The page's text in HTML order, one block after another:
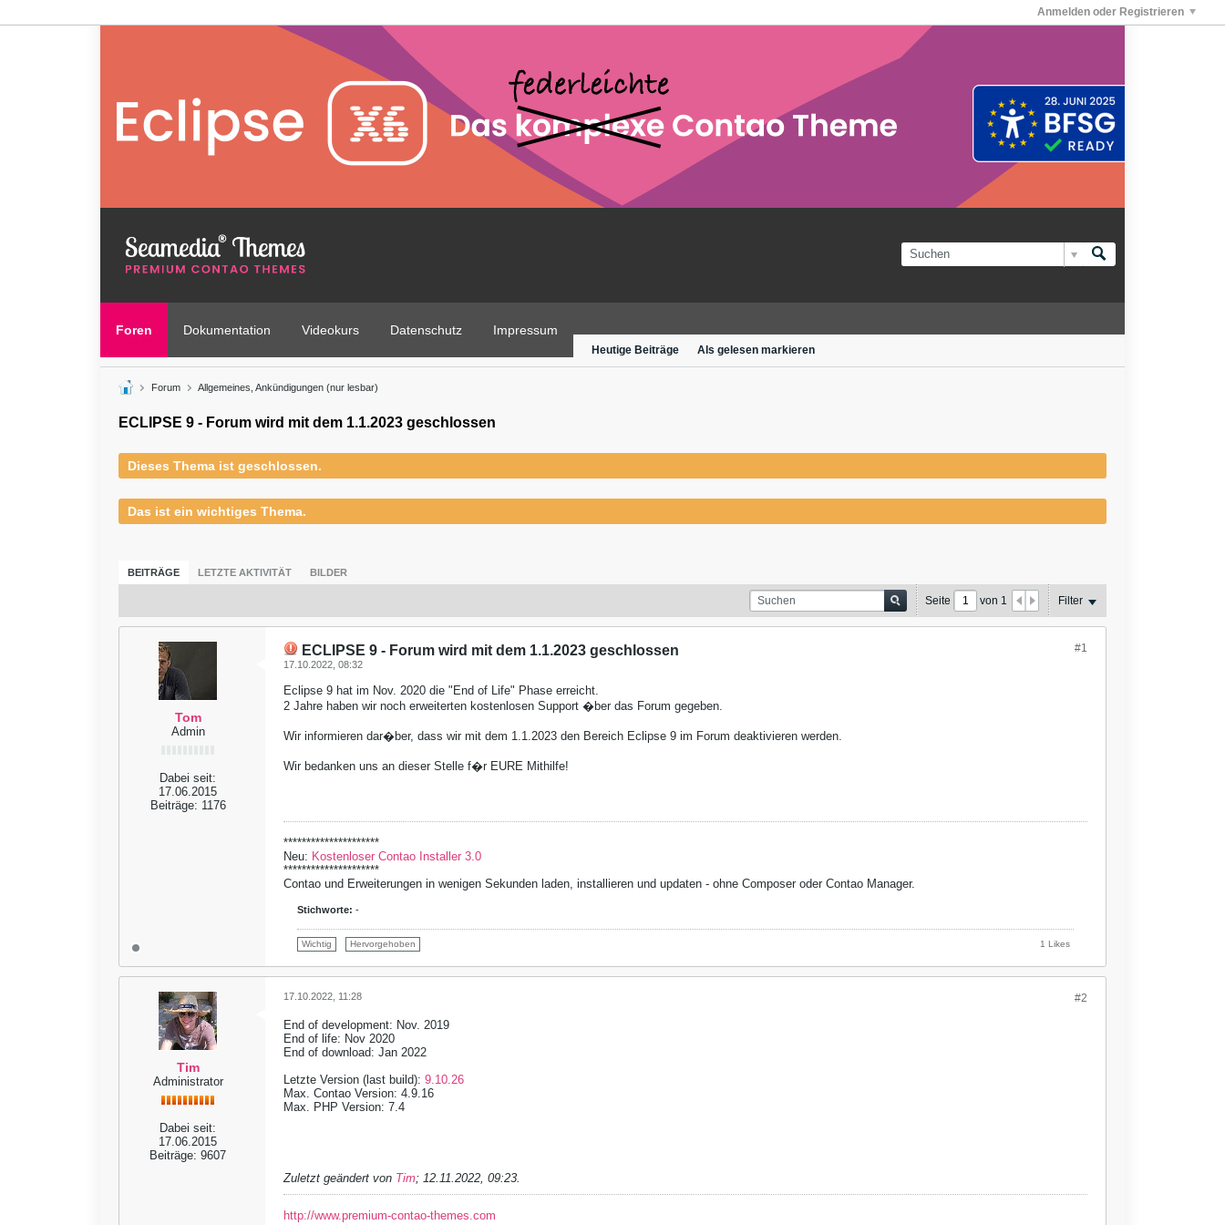
Anmelden oder Registrieren
Foren Dokumentation Videokurs Datenschutz Impressum
Heutige Beiträge Als gelesen markieren
Forum Allgemeines, Ankündigungen (nur lesbar)
ECLIPSE 9 - Forum wird mit dem 1.1.2023 geschlossen
Dieses Thema ist geschlossen.
Das ist ein wichtiges Thema.
BEITRÄGE LETZTE AKTIVITÄT BILDER
Seite von 1 Filter
Tom
Admin
Dabei seit:
17.06.2015
Beiträge: 1176
#1
ECLIPSE 9 - Forum wird mit dem 1.1.2023 geschlossen
17.10.2022, 08:32
Eclipse 9 hat im Nov. 2020 die "End of Life" Phase erreicht.
2 Jahre haben wir noch erweiterten kostenlosen Support �ber das Forum gegeben.
Wir informieren dar�ber, dass wir mit dem 1.1.2023 den Bereich Eclipse 9 im Forum deaktivieren werden.
Wir bedanken uns an dieser Stelle f�r EURE Mithilfe!
*********************
Neu: Kostenloser Contao Installer 3.0
*********************
Contao und Erweiterungen in wenigen Sekunden laden, installieren und updaten - ohne Composer oder Contao Manager.
Stichworte: -
Wichtig Hervorgehoben 1 Likes
Tim
Administrator
Dabei seit:
17.06.2015
Beiträge: 9607
#2
17.10.2022, 11:28
End of development: Nov. 2019
End of life: Nov 2020
End of download: Jan 2022
Letzte Version (last build): 9.10.26
Max. Contao Version: 4.9.16
Max. PHP Version: 7.4
Zuletzt geändert von Tim; 12.11.2022, 09:23.
http://www.premium-contao-themes.com